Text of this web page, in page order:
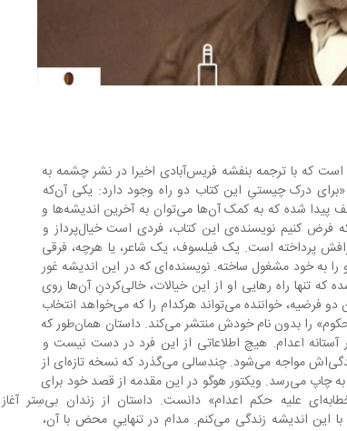
اثر متفاوتی از ویکتور هوگو است که با ترجمه بنفشه فریس‌آبادی اخیرا در نشر چشمه به
چاپ پنجم رسیده است. در مقدمه کتاب آمده است «برای درک چیستیِ این کتاب دو راه وجود دارد: یکی آن‌که
فرض کنیم دسته‌ای ورق‌پاره‌ی زرد در اندازه‌های مختلف پیدا شده که به کمک آن‌ها می‌توان به آخرین اندیشه‌ها و
خیالات یک فرد مفلوک و بیچاره پی برد. دیگری آن‌که فرض کنیم نویسنده‌ی این کتاب، فردی است خیال‌پرداز و
از هنر به مشاهده‌ی محیط اطرافش پرداخته است. یک فیلسوف، یک شاعر، یا هرچه، فرقی
نمی‌کند! کسی که اندیشه‌ی نهفته در این کتاب، فکر او را به خود مشغول ساخته. نویسنده‌ای که در این اندیشه غور
کرده و یا برعکس، ذهن او طوری توسط آن احاطه شده که تنها راه رهایی او از این خیالات، خالی‌کردنِ آن‌ها روی
کاغذ و انتشارشان در یک کتاب بوده است. از میان این دو فرضیه، خواننده می‌تواند هرکدام را که می‌خواهد انتخاب
کند». سال 1829 ویکتور هوگو رمان «آخرین روز یک محکوم» را بدون نام خودش منتشر می‌کند. داستان همان‌طور که
است در آستانه اعدام. هیچ اطلاعاتی از این فرد در دست نیست و
مخاطب تنها با هراس و پریشانی او در لحظات آخر زندگی‌اش مواجه می‌شود. چندسالی می‌گذرد که نسخه تازه‌ای از
این رمان همراه با مقدمه‌ای مفصل با نام ویکتور هوگو به چاپ می‌رسد. ویکتور هوگو در این مقدمه از قصد خود برای
نوشتن این رمان می‌نویسد که می‌توان آن را «خطابه‌ای علیه حکم اعدام» دانست. داستان از زندان بی‌سِتر آغاز
می‌شود: «محکوم به اعدام! پنج هفته تمام است که با این اندیشه زندگی می‌کنم. مدام در تنهاییِ محض با آن،